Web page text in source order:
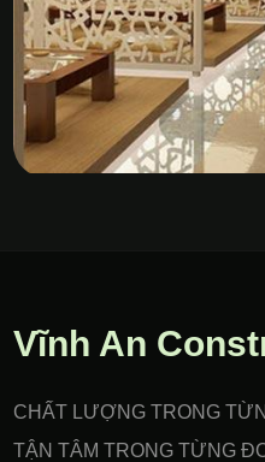
Vĩnh An
CHẤT LƯỢNG TRONG
TẬN TÂM TRONG TỪNG